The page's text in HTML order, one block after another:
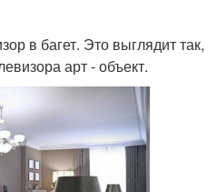
в багет. Это выглядит так,
арт - объект.